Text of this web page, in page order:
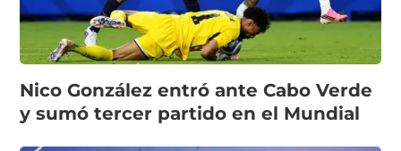
Nico González entró ante Cabo Verde
y sumó tercer partido en el Mundial